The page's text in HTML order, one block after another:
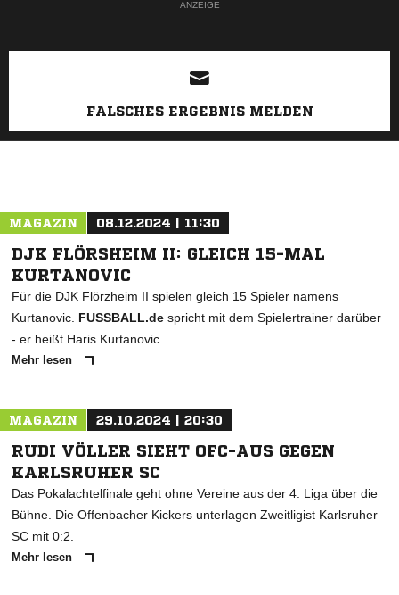
ANZEIGE
FALSCHES ERGEBNIS MELDEN
MAGAZIN 08.12.2024 | 11:30
DJK FLÖRSHEIM II: GLEICH 15-MAL
KURTANOVIC
Für die DJK Flörzheim II spielen gleich 15 Spieler namens
Kurtanovic. FUSSBALL.de spricht mit dem Spielertrainer darüber
- er heißt Haris Kurtanovic.
Mehr lesen
MAGAZIN 29.10.2024 | 20:30
RUDI VÖLLER SIEHT OFC-AUS GEGEN
KARLSRUHER SC
Das Pokalachtelfinale geht ohne Vereine aus der 4. Liga über die
Bühne. Die Offenbacher Kickers unterlagen Zweitligist Karlsruher
SC mit 0:2.
Mehr lesen